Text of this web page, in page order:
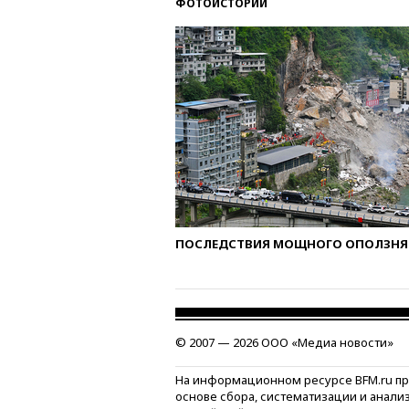
ФОТОИСТОРИИ
ПОСЛЕДСТВИЯ МОЩНОГО ОПОЛЗНЯ
© 2007 — 2026 ООО «Медиа новости»
На информационном ресурсе BFM.ru
основе сбора, систематизации и